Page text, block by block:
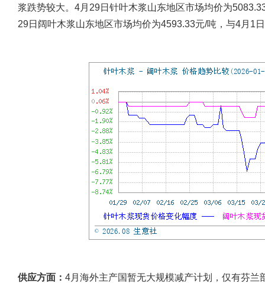
浆跌势较大。4月29日针叶木浆山东地区市场均价为
29日阔叶木浆山东地区市场均价为4593.33元/吨，与4月1
供应方面： 4月海外主产国暂无大规模减产计划，仅有芬